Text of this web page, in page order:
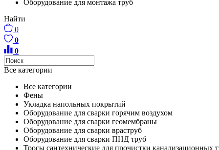
Оборудование для монтажа труб
Найти
0
0
0
Все категории
Все категории
Фены
Укладка напольных покрытий
Оборудование для сварки горячим воздухом
Оборудование для сварки геомембраны
Оборудование для сварки враструб
Оборудование для сварки ПНД труб
Тросы сантехнические для прочистки канализационных